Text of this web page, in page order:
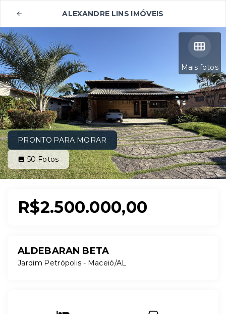
ALEXANDRE LINS IMÓVEIS
Mais fotos
PRONTO PARA MORAR
50 Fotos
R$2.500.000,00
ALDEBARAN BETA
Jardim Petrópolis - Maceió/AL